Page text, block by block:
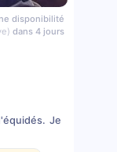
disponibilité
dans 4 jours
Je